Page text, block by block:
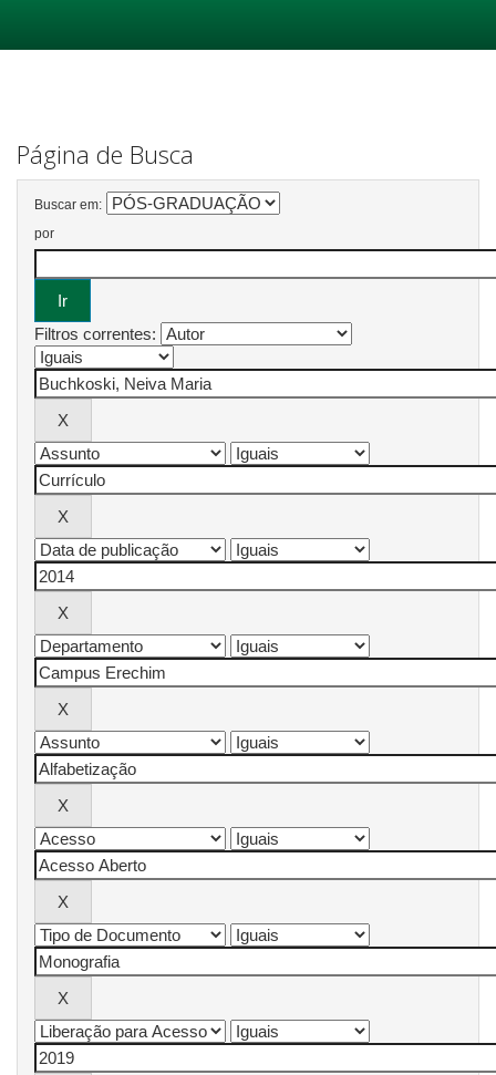
Página de Busca
Buscar em:
por
Filtros correntes: